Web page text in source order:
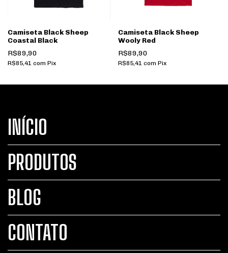
Camiseta Black Sheep
Coastal Black
R$89,90
R$85,41 com Pix
Camiseta Black Sheep
Wooly Red
R$89,90
R$85,41 com Pix
INÍCIO
PRODUTOS
BLOG
CONTATO